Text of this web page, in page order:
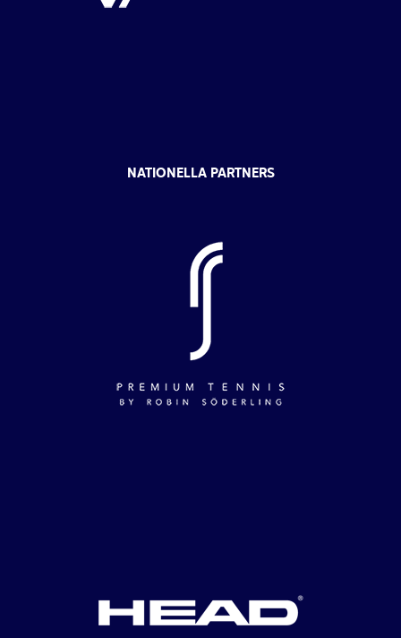
NATIONELLA PARTNERS